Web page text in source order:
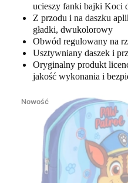
ucieszy fanki bajki Koci
Z przodu i na daszku
gładki, dwukolorowy
Obwód regulowany na
Usztywniany daszek i
Oryginalny produkt
jakość wykonania i
Nowość